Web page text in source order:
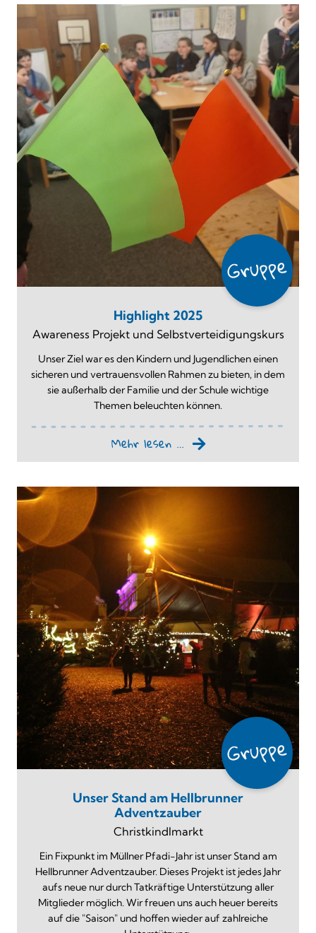
Highlight 2025
Awareness Projekt und Selbstverteidigungskurs
Unser Ziel war es den Kindern und Jugendlichen einen
sicheren und vertrauensvollen Rahmen zu bieten, in dem
sie außerhalb der Familie und der Schule wichtige
Themen beleuchten können.
Mehr lesen …
Unser Stand am Hellbrunner
Adventzauber
Christkindlmarkt
Ein Fixpunkt im Müllner Pfadi-Jahr ist unser Stand am
Hellbrunner Adventzauber. Dieses Projekt ist jedes Jahr
aufs neue nur durch Tatkräftige Unterstützung aller
Mitglieder möglich. Wir freuen uns auch heuer bereits
auf die "Saison" und hoffen wieder auf zahlreiche